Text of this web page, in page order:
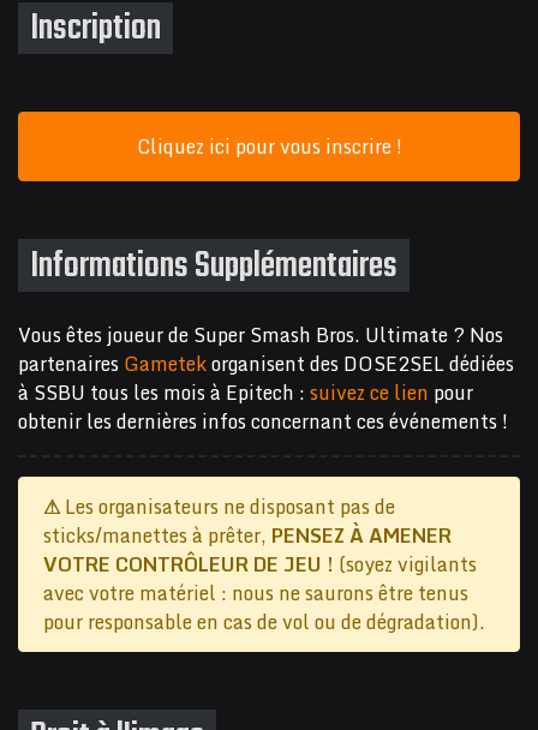
Inscription
Cliquez ici pour vous inscrire !
Informations Supplémentaires
Vous êtes joueur de Super Smash Bros. Ultimate ? Nos
partenairesGametekorganisent des DOSE2SEL dédiées
à SSBU tous les mois à Epitech :suivez ce lien pour
obtenir les dernières infos concernant ces événements !
⚠Les organisateurs ne disposant pas de
sticks/manettes à prêter, PENSEZ À AMENER
VOTRE CONTRÔLEUR DE JEU ! (soyez vigilants
avec votre matériel : nous ne saurons être tenus
pour responsable en cas de vol ou de dégradation).